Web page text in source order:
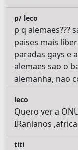
p/ leco
p q alemaes???
paises mais
paradas gays e
alemaes sao o
alemanha, nao
leco
Quero ver a
IRanianos
titi